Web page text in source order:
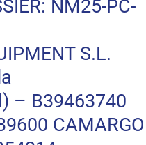
NM25-PC-
S.L.
– B39463740
CAMARGO